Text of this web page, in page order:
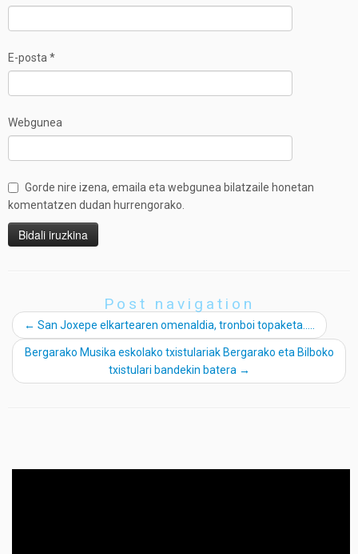
E-posta *
Webgunea
Gorde nire izena, emaila eta webgunea bilatzaile honetan
komentatzen dudan hurrengorako.
Post navigation
← San Joxepe elkartearen omenaldia, tronboi topaketa…..
Bergarako Musika eskolako txistulariak Bergarako eta Bilboko
txistulari bandekin batera →